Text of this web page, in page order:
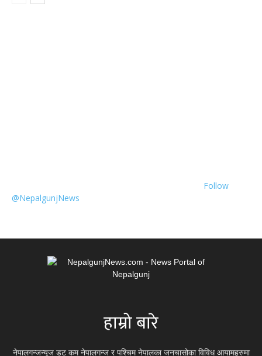
Follow
@NepalgunjNews
हाम्रो बारे
नेपालगन्जन्यूज डट कम नेपालगन्ज र पश्चिम नेपालका जनचासोका विविध आयामहरुमा